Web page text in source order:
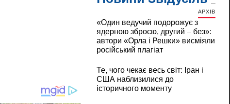
АРХІВ
«Один ведучий подорожує з
ядерною зброєю, другий – без»:
автори «Орла і Решки» висміяли
російський плагіат
Те, чого чекає весь світ: Іран і
США наблизилися до
історичного моменту